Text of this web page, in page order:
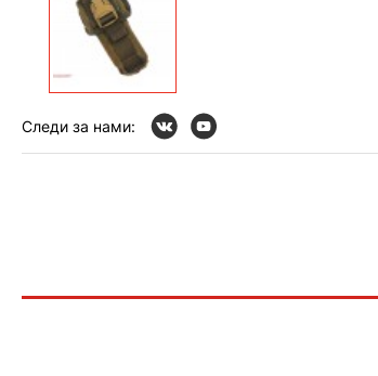
Следи за нами: